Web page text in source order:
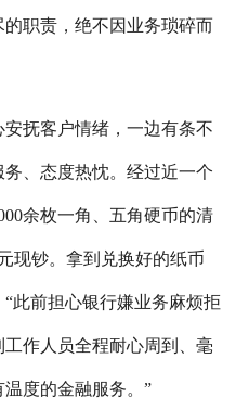
职责，绝不因业务琐碎而
抚客户情绪，一边有条不
、态度热忱。经过近一个
余枚一角、五角硬币的清
现钞。拿到兑换好的纸币
此前担心银行嫌业务麻烦拒
作人员全程耐心周到、毫
温度的金融服务。”